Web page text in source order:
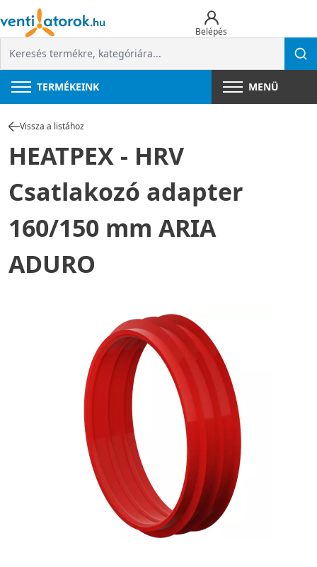
Belépés
TERMÉKEINK MENÜ
Vissza a listához
HEATPEX - HRV
Csatlakozó adapter
160/150 mm ARIA
ADURO